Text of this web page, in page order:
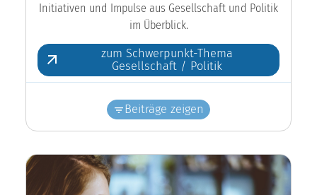
Initiativen und Impulse aus Gesellschaft und Politik
im Überblick.
zum Schwerpunkt-Thema
Gesellschaft / Politik
Beiträge zeigen